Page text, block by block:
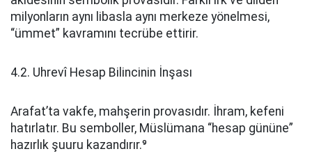
milyonların aynı libasla aynı merkeze yönelmesi,
“ümmet” kavramını tecrübe ettirir.
4.2. Uhrevî Hesap Bilincinin İnşası
Arafat’ta vakfe, mahşerin provasıdır. İhram, kefeni
hatırlatır. Bu semboller, Müslümana “hesap gününe”
hazırlık şuuru kazandırır.⁹